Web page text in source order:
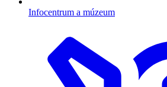
Infocentrum a múzeum